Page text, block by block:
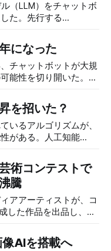
（LLM）をチャットボ
た。先行する
が動き、新興企業
戦の模様だ。
になった
チャットボットが大規
能性を切り開いた。生
でにAIに意識を見出し
利章典は政策的対応の
を招いた？
いるアルゴリズムが、
がある。人工知能
のウェルビーイングが
こす事例かもしれな
術コンテストで
騰
アアーティストが、コ
した作品を出品し、デ
先週発表したと報じら
AIを搭載へ